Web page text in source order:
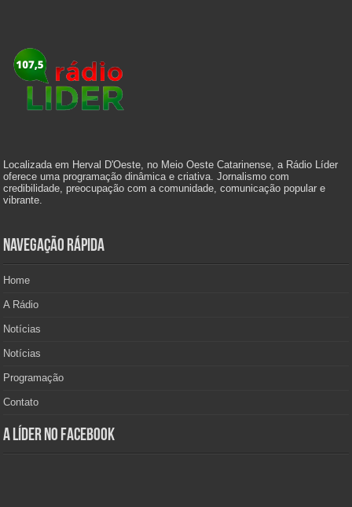
Localizada em Herval D'Oeste, no Meio Oeste Catarinense, a Rádio Líder
oferece uma programação dinâmica e criativa. Jornalismo com
credibilidade, preocupação com a comunidade, comunicação popular e
vibrante.
Navegação Rápida
Home
A Rádio
Notícias
Notícias
Programação
Contato
A Líder no Facebook